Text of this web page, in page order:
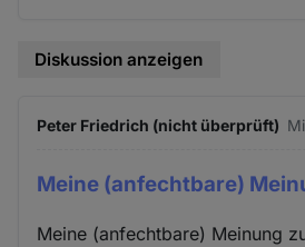
Diskussion anzeigen
Peter Friedrich (nicht überprüft)
Meine (anfechtbare)
Meine (anfechtbare) Meinung